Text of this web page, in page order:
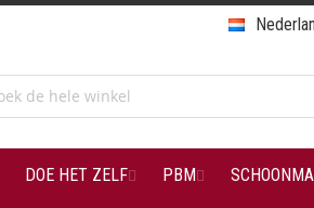
DOE HET ZELF PBM